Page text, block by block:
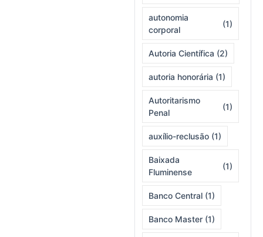
autonomia
corporal
(1)
Autoria Científica (2)
autoria honorária (1)
Autoritarismo
Penal
(1)
auxílio-reclusão (1)
Baixada
Fluminense
(1)
Banco Central (1)
Banco Master (1)